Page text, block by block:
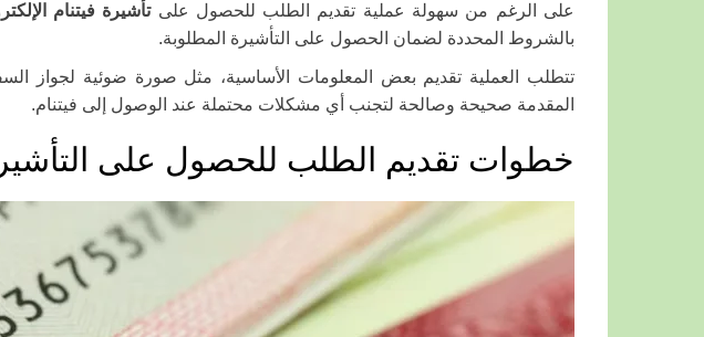
على الرغم من سهولة عملية تقديم الطلب للحصول علىتأشيرة فيتنام
بالشروط المحددة لضمان الحصول على التأشيرة المطلوبة.
تتطلب العملية تقديم بعض المعلومات الأساسية، مثل صورة ضوئية لجواز
المقدمة صحيحة وصالحة لتجنب أي مشكلات محتملة عند الوصول إلى فيتنام.
خطوات تقديم الطلب للحصول على